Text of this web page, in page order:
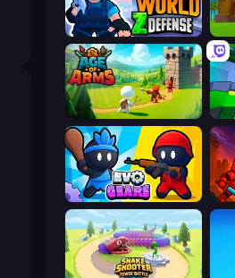
World Z Defense - Zombie Defense
Age Of Arms
Evo Gears